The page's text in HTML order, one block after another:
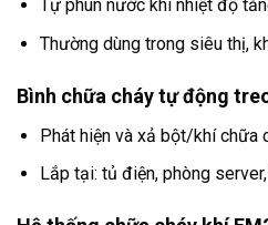
Tự phun nước khi nhiệt độ
Thường dùng trong siêu thị,
Bình chữa cháy tự động
Phát hiện và xả bột/khí chữa
Lắp tại: tủ điện, phòng